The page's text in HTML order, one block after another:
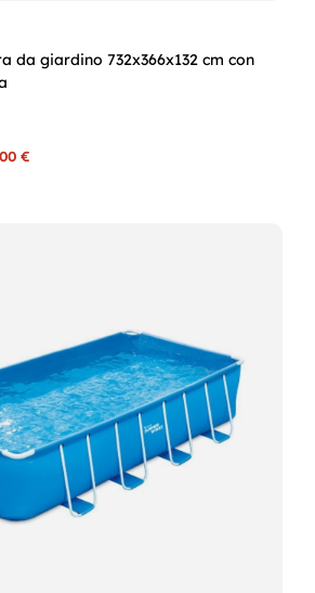
da giardino 732x366x132 cm con
€